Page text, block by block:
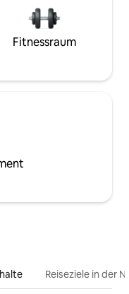
Fitnessraum
Reiseziele in der